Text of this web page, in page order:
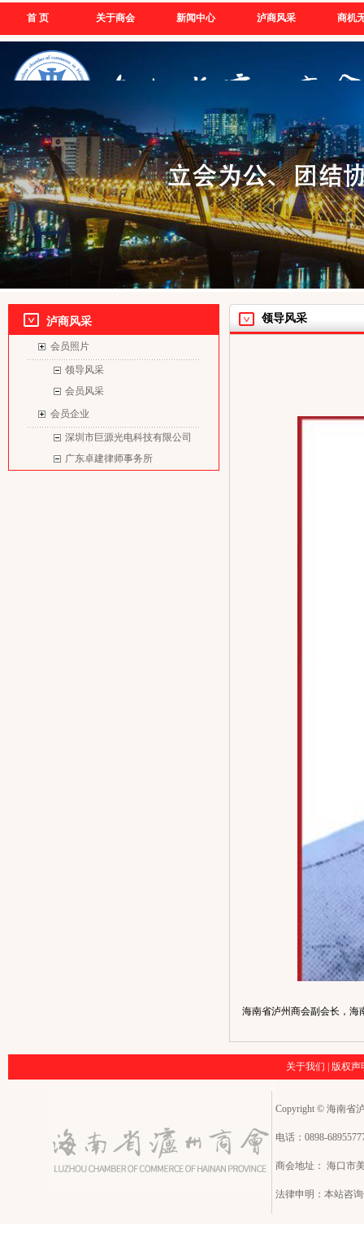
首 页 关于商会 新闻中心 泸商风采 商机
泸商风采
会员照片
领导风采
会员风采
会员企业
深圳市巨源光电科技有限公司
广东卓建律师事务所
领导风采
海南省泸州商会副会长，海
关于我们 版权声
Copyright © 海南省
电话：0898-
商会地址： 海口市
法律申明：本站咨